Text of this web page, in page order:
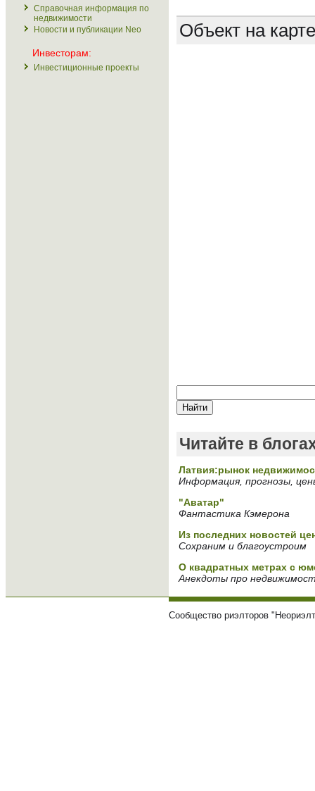
Справочная информация по
недвижимости
Новости и публикации Neo
Инвесторам:
Инвестиционные проекты
Объект на карте
Читайте в
Латвия:рынок
Информация, прогнозы,
"Аватар"
Фантастика Кэмерона
Из последних новостей
Сохраним и благоустроим
О квадратных метрах с
Анекдоты про
Сообщество риэлторов